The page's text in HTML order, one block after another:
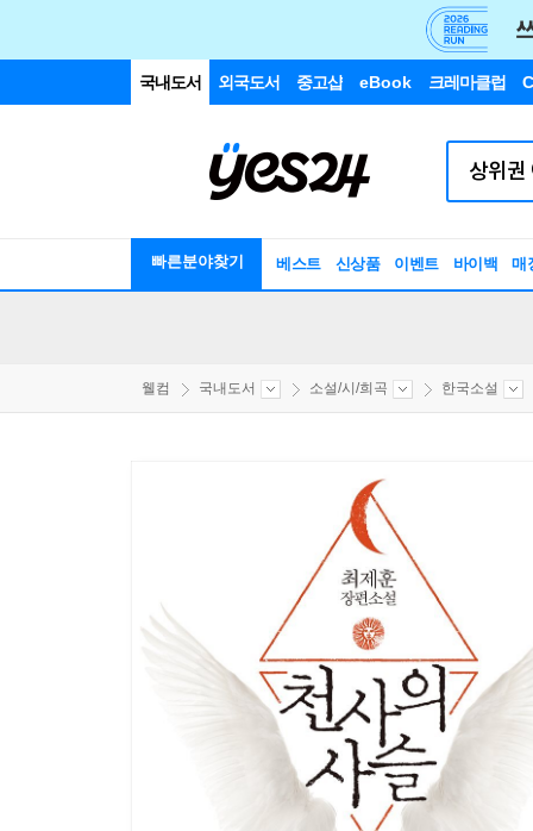
국내도서 외국도서 중고샵 eBook 크레마클럽
빠른분야찾기 베스트 신상품 이벤트 바이백 매
웰컴 국내도서 소설/시/희곡 한국소설